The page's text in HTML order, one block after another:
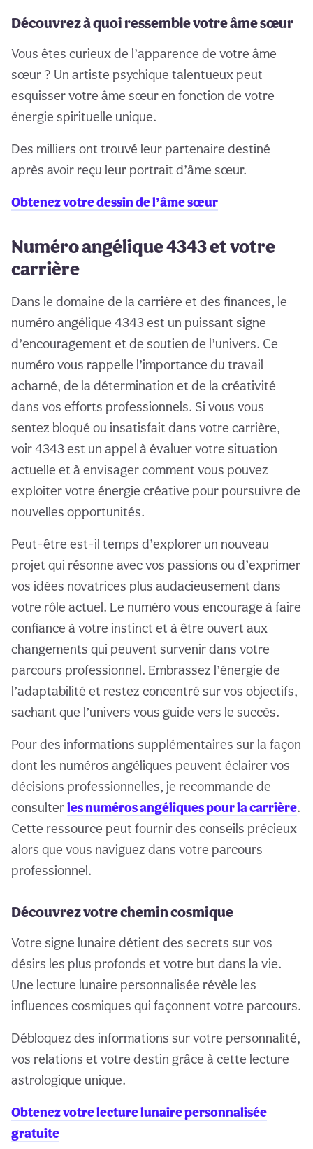
Découvrez à quoi ressemble votre âme sœur
Vous êtes curieux de l’apparence de votre âme
sœur ? Un artiste psychique talentueux peut
esquisser votre âme sœur en fonction de votre
énergie spirituelle unique.
Des milliers ont trouvé leur partenaire destiné
après avoir reçu leur portrait d’âme sœur.
Obtenez votre dessin de l’âme sœur
Numéro angélique 4343 et votre
carrière
Dans le domaine de la carrière et des finances, le
numéro angélique 4343 est un puissant signe
d’encouragement et de soutien de l’univers. Ce
numéro vous rappelle l’importance du travail
acharné, de la détermination et de la créativité
dans vos efforts professionnels. Si vous vous
sentez bloqué ou insatisfait dans votre carrière,
voir 4343 est un appel à évaluer votre situation
actuelle et à envisager comment vous pouvez
exploiter votre énergie créative pour poursuivre de
nouvelles opportunités.
Peut-être est-il temps d’explorer un nouveau
projet qui résonne avec vos passions ou d’exprimer
vos idées novatrices plus audacieusement dans
votre rôle actuel. Le numéro vous encourage à faire
confiance à votre instinct et à être ouvert aux
changements qui peuvent survenir dans votre
parcours professionnel. Embrassez l’énergie de
l’adaptabilité et restez concentré sur vos objectifs,
sachant que l’univers vous guide vers le succès.
Pour des informations supplémentaires sur la façon
dont les numéros angéliques peuvent éclairer vos
décisions professionnelles, je recommande de
consulterles numéros angéliques pour la carrière.
Cette ressource peut fournir des conseils précieux
alors que vous naviguez dans votre parcours
professionnel.
Découvrez votre chemin cosmique
Votre signe lunaire détient des secrets sur vos
désirs les plus profonds et votre but dans la vie.
Une lecture lunaire personnalisée révèle les
influences cosmiques qui façonnent votre parcours.
Débloquez des informations sur votre personnalité,
vos relations et votre destin grâce à cette lecture
astrologique unique.
Obtenez votre lecture lunaire personnalisée
gratuite